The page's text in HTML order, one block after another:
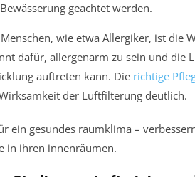
geachtet werden.
wie etwa Allergiker, ist die
dafür, allergenarm zu sein und die
auftreten kann. Die richtige
der Luftfilterung deutlich.